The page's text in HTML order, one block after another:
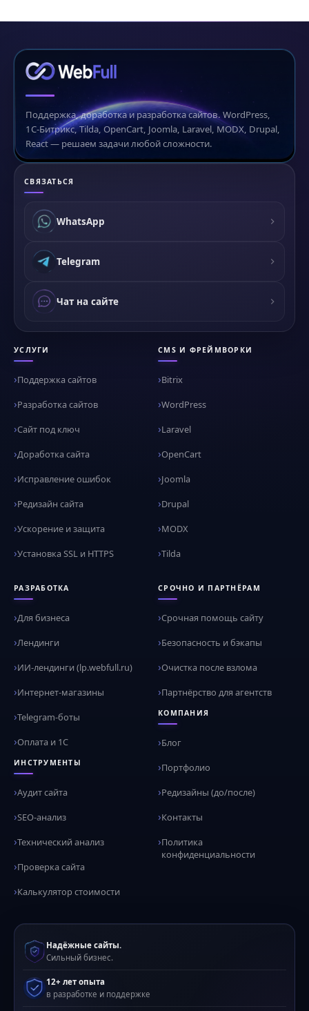
Поддержка, доработка и разработка сайтов. WordPress,
1С-Битрикс, Tilda, OpenCart, Joomla, Laravel, MODX, Drupal,
React — решаем задачи любой сложности.
СВЯЗАТЬСЯ
WhatsApp
Telegram
Чат на сайте
УСЛУГИ
Поддержка сайтов
Разработка сайтов
Сайт под ключ
Доработка сайта
Исправление ошибок
Редизайн сайта
Ускорение и защита
Установка SSL и HTTPS
CMS И ФРЕЙМВОРКИ
Bitrix
WordPress
Laravel
OpenCart
Joomla
Drupal
MODX
Tilda
РАЗРАБОТКА
Для бизнеса
Лендинги
ИИ-лендинги (lp.webfull.ru)
Интернет-магазины
Telegram-боты
Оплата и 1С
ИНСТРУМЕНТЫ
Аудит сайта
SEO-анализ
Технический анализ
Проверка сайта
Калькулятор стоимости
СРОЧНО И ПАРТНЁРАМ
Срочная помощь сайту
Безопасность и бэкапы
Очистка после взлома
Партнёрство для агентств
КОМПАНИЯ
Блог
Портфолио
Редизайны (до/после)
Контакты
Политика
конфиденциальности
Надёжные сайты.
Сильный бизнес.
12+ лет опыта
в разработке и поддержке